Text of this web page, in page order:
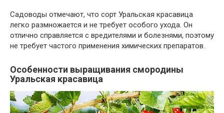
Садоводы отмечают, что сорт Уральская красавица
легко размножается и не требует особого ухода. Он
отлично справляется с вредителями и болезнями, поэтому
не требует частого применения химических препаратов.
Особенности выращивания смородины
Уральская красавица